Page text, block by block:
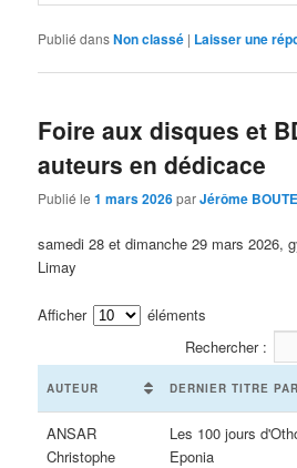
Publié dansNon classé | Laisser une
Foire aux disques et
auteurs en dédicace
Publié le1 mars 2026parJérôme
samedi 28 et dimanche 29 mars 2026,
Limay
Afficher
éléments
Rechercher :
AUTEUR DERNIER TITRE
ANSAR
Christophe
Les 100 jours
Eponia